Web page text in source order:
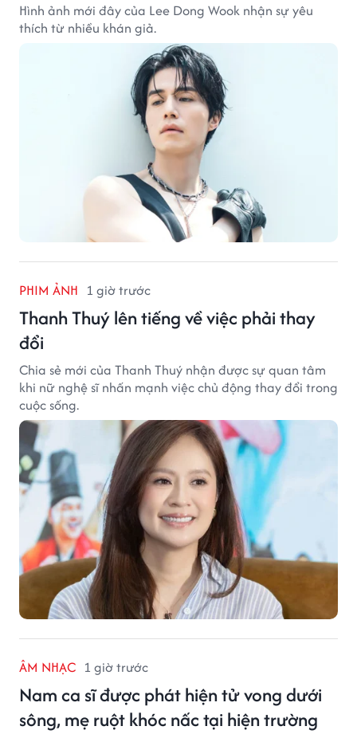
Hình ảnh mới đây của Lee Dong Wook nhận sự yêu
thích từ nhiều khán giả.
PHIM ẢNH 1 giờ trước
Thanh Thuý lên tiếng về việc phải thay
đổi
Chia sẻ mới của Thanh Thuý nhận được sự quan tâm
khi nữ nghệ sĩ nhấn mạnh việc chủ động thay đổi trong
cuộc sống.
ÂM NHẠC 1 giờ trước
Nam ca sĩ được phát hiện tử vong dưới
sông, mẹ ruột khóc nấc tại hiện trường